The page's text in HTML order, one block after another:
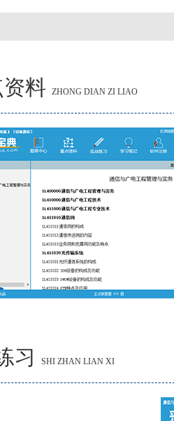
料 ZHONG DIAN ZI LIAO
习 SHI ZHAN LIAN XI